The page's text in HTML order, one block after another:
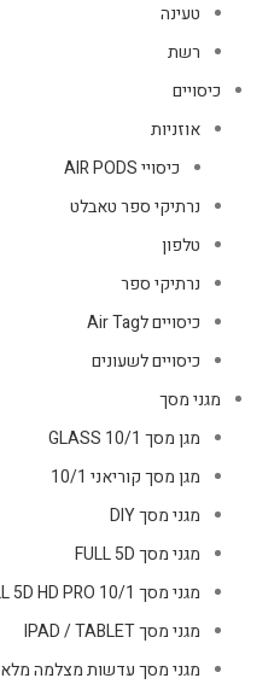
טעינה
רשת
כיסויים
אוזניות
כיסויי AIR PODS
נרתיקי ספר טאבלט
טלפון
נרתיקי ספר
כיסויים לAir Tag
כיסויים לשעונים
מגני מסך
מגן מסך GLASS 10/1
מגן מסך קוריאני 10/1
מגני מסך DIY
מגני מסך FULL 5D
מגני מסך FULL 5D HD PRO 10/1
מגני מסך IPAD / TABLET
מגני מסך עדשות מצלמה מלא